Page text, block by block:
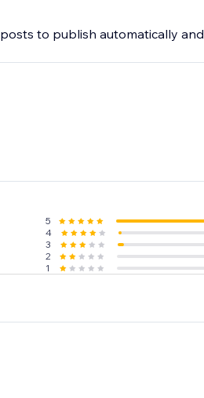
to publish automatically and
5
4
3
2
1